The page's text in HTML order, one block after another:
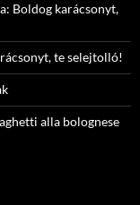
Boldog karácsonyt,
te selejtolló!
alla bolognese